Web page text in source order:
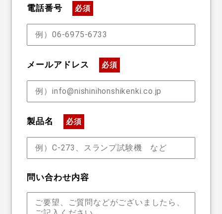
電話番号 必須
メールアドレス 必須
製品名 必須
問い合わせ内容